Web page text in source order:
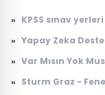
» KPSS sınav
» Yapay Zeka
» Var Mısın Yok
» Sturm Graz -